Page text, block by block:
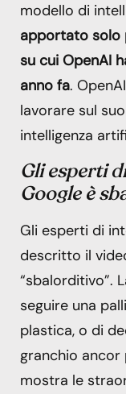
modello di
apportato solo
su cui OpenAI
anno fa.
lavorare sul
intelligenza
Gli esperti
Google è
Gli esperti di
descritto il
“sbalorditivo”.
seguire una
plastica, o di
granchio ancor
mostra le